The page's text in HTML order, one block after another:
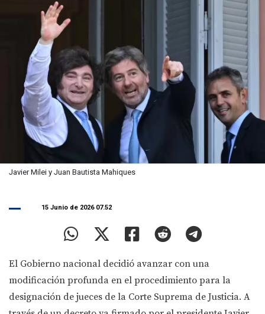
Javier Milei y Juan Bautista Mahiques
15 Junio de 2026 07.52
El Gobierno nacional decidió avanzar con una
modificación profunda en el procedimiento para la
designación de jueces de la Corte Suprema de Justicia. A